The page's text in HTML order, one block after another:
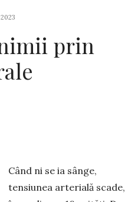
prin
Când ni se ia sânge,
tensiunea arterială scade,